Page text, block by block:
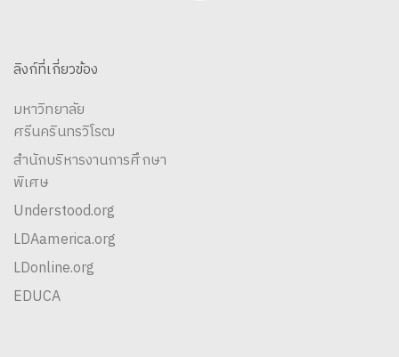
ลิงก์ที่เกี่ยวข้อง
มหาวิทยาลัย
ศรีนครินทรวิโรฒ
สำนักบริหารงานการศึกษา
พิเศษ
Understood.org
LDAamerica.org
LDonline.org
EDUCA